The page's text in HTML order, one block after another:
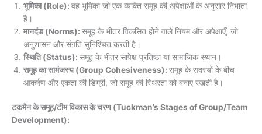
भूमिका (Role): वह भूमिका जो एक व्यक्ति समूह की अपेक्षाओं के अनुसार निभाता
है।
मानदंड (Norms): समूह के भीतर विकसित होने वाले नियम और अपेक्षाएँ, जो
अनुशासन और संगति सुनिश्चित करती हैं।
स्थिति (Status): समूह के भीतर सापेक्ष प्रतिष्ठा या सामाजिक स्थान।
समूह का सामंजस्य (Group Cohesiveness): समूह के सदस्यों के बीच
आकर्षण और एकता की डिग्री, जो समूह की स्थिरता को बनाए रखती है।
टकमैन के समूह/टीम विकास के चरण (Tuckman’s Stages of Group/Team
Development):